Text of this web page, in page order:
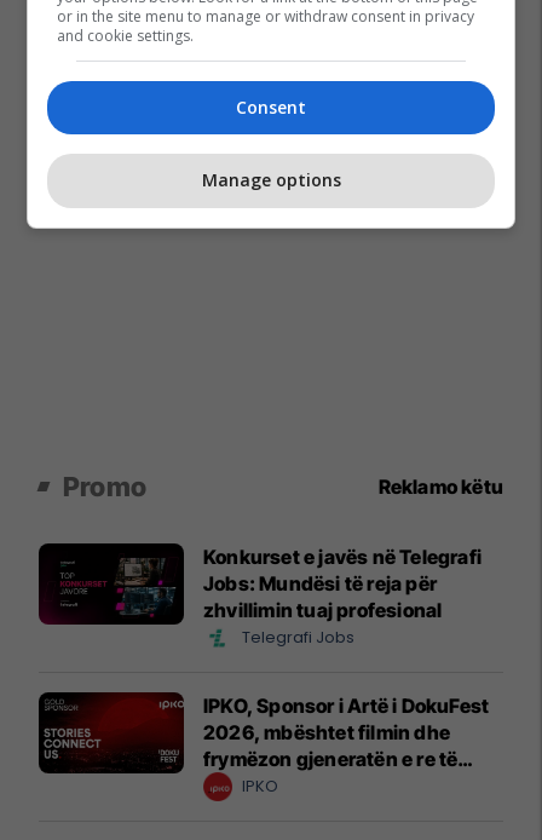
Promo Reklamo këtu
Konkurset e javës në Telegrafi
Jobs: Mundësi të reja për
zhvillimin tuaj profesional
Telegrafi Jobs
IPKO, Sponsor i Artë i DokuFest
2026, mbështet filmin dhe
frymëzon gjeneratën e re të
krijuesve
IPKO
or in the site menu to manage or withdraw consent in privacy
and cookie settings.
Consent
Manage options